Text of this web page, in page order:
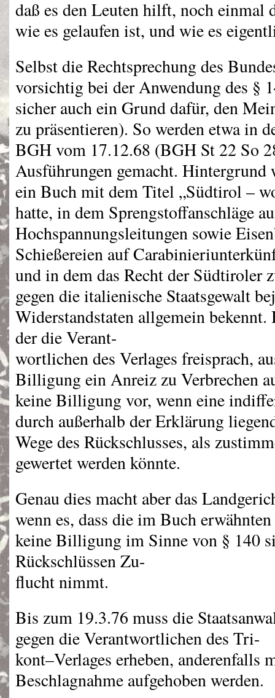
daß es den Leuten hilft, noch einmal
wie es gelaufen ist, und wie es
Selbst die Rechtsprechung des
vorsichtig bei der Anwendung des §
sicher auch ein Grund dafür, den
zu präsentieren). So werden etwa in
BGHvom 17.12.68 (BGH St 22 So
Ausführungen gemacht. Hintergrund
ein Buch mit dem Titel „Südtirol –
hatte, in dem Sprengstoffanschläge
Hochspannungsleitungen sowie
Schießereien auf
und in dem das Recht der Südtiroler
gegen die italienische Staatsgewalt
Widerstandstaten allgemein
der die Verant-
wortlichen des Verlages freisprach,
Billigung ein Anreiz zu Verbrechen
keine Billigung vor, wenn eine
durch außerhalb der Erklärung
Wege des Rückschlusses, als
gewertet werden könnte.
Genau dies macht aber das
wenn es, dass die im Buch
keine Billigung im Sinne von § 140
Rückschlüssen Zu-
flucht nimmt.
Bis zum 19.3.76 muss die
gegen die Verantwortlichen des Tri-
kont–Verlages erheben, anderenfalls
Beschlagnahme aufgehoben werden.